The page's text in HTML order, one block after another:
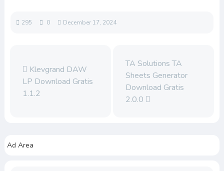
295 0 December 17, 2024
Klevgrand DAW
LP Download Gratis
1.1.2
TA Solutions TA
Sheets Generator
Download Gratis
2.0.0
Ad Area